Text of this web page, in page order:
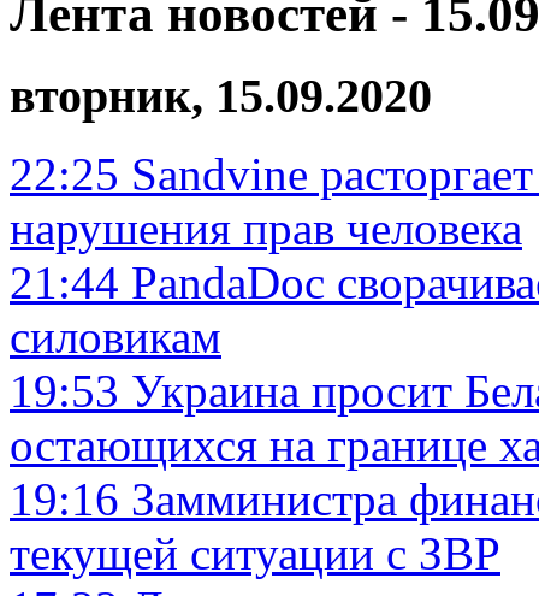
Лента новостей -
вторник, 15.09.2020
22:25 Sandvine
нарушения прав человека
21:44 PandaDoc
силовикам
19:53 Украина просит
остающихся на границе
19:16 Замминистра
текущей ситуации с ЗВР